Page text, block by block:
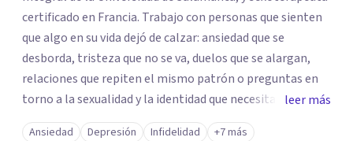
certificado en Francia. Trabajo con personas que sienten
que algo en su vida dejó de calzar: ansiedad que se
desborda, tristeza que no se va, duelos que se alargan,
relaciones que repiten el mismo patrón o preguntas en
torno a la sexualidad y la identidad que necesitan un
espacio seguro para ser habladas. Mi orientación teórica
leer más
Ansiedad Depresión Infidelidad +7 más